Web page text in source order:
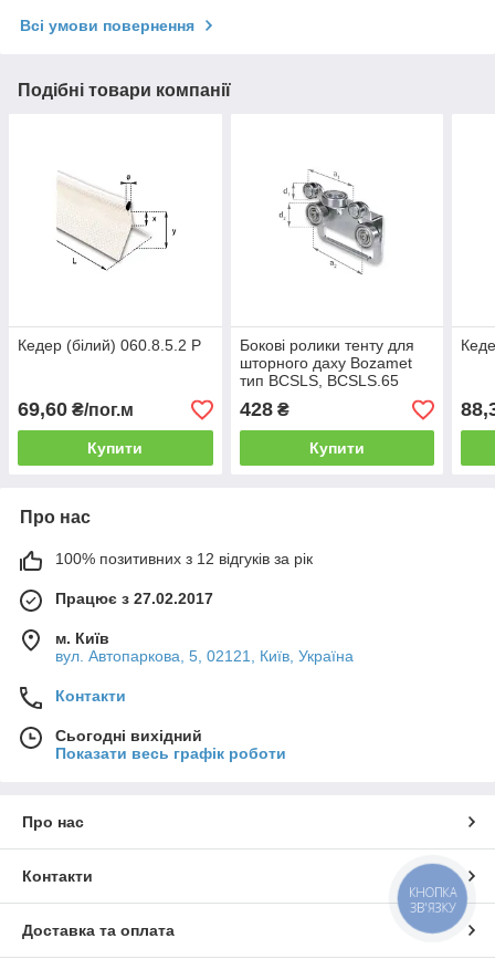
Всі умови повернення
Подібні товари компанії
Кедер (білий) 060.8.5.2 P
69,60 ₴/пог.м
Купити
Бокові ролики тенту для
шторного даху Bozamet
тип BCSLS, BCSLS.65
428₴
Купити
Про нас
100% позитивних з 12 відгуків за рік
Працює з 27.02.2017
м. Київ
вул. Автопаркова, 5, 02121, Київ, Україна
Контакти
Сьогодні вихідний
Показати весь графік роботи
Про нас
Контакти
Доставка та оплата
КНОПКА
ЗВ'ЯЗКУ